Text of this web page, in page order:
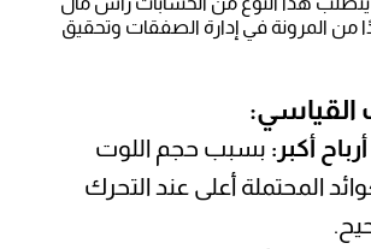
من المرونة في إدارة الصفقات وتحقيق
القياسي:
أكبر: بسبب حجم اللوت
المحتملة أعلى عند التحرك